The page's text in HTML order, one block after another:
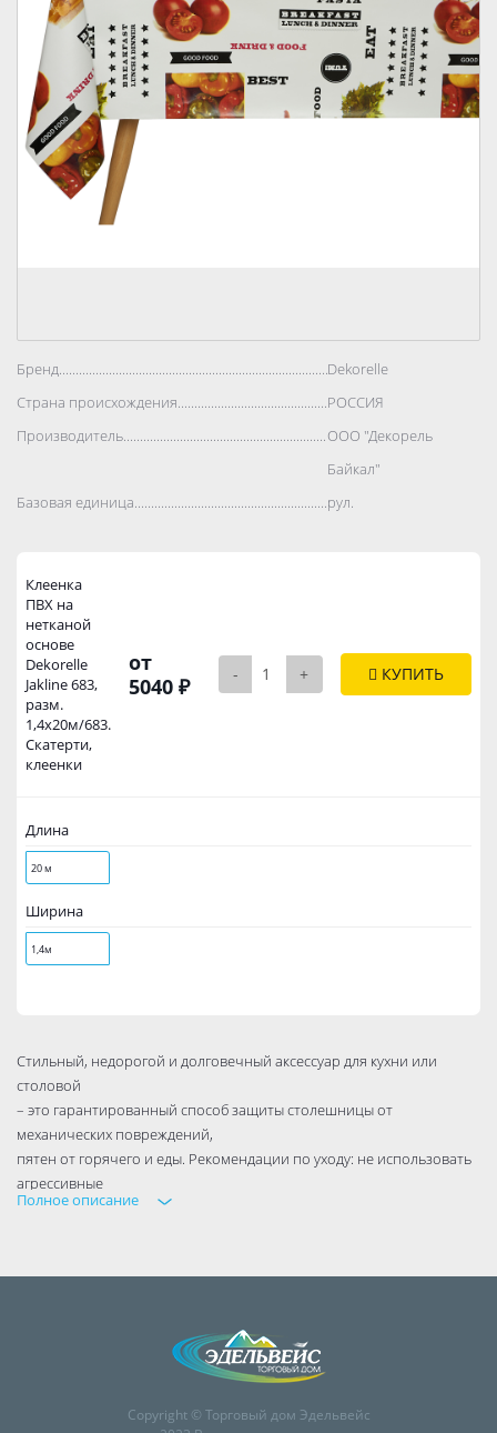
Бренд..................................................................................Dekorelle
Страна происхождения..................................................................................
РОССИЯ
Производитель..................................................................................
ООО "Декорель
Байкал"
Базовая единица..................................................................................
рул.
Клеенка
ПВХ на
нетканой
основе
Dekorelle
Jakline 683,
разм.
1,4x20м/683.
Скатерти,
клеенки
от
5040 ₽
- + КУПИТЬ
Длина
20 м
Ширина
1,4м
Стильный, недорогой и долговечный аксессуар для кухни или
столовой
– это гарантированный способ защиты столешницы от
механических повреждений,
пятен от горячего и еды. Рекомендации по уходу: не использовать
агрессивные
и абразивные чистящие средства; мыть тёплой мыльной водой;
Полное описание
Copyright © Торговый дом Эдельвейс